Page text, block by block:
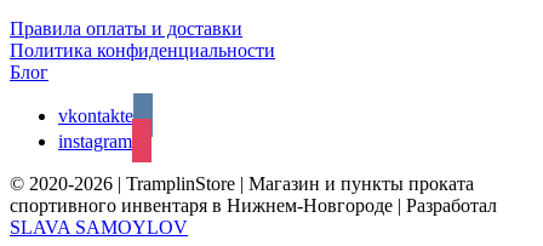
Правила оплаты и доставки
Политика конфиденциальности
Блог
vkontakte
instagram
© 2020-2026 | TramplinStore | Магазин и пункты проката
спортивного инвентаря в Нижнем-Новгороде | Разработал
SLAVA SAMOYLOV